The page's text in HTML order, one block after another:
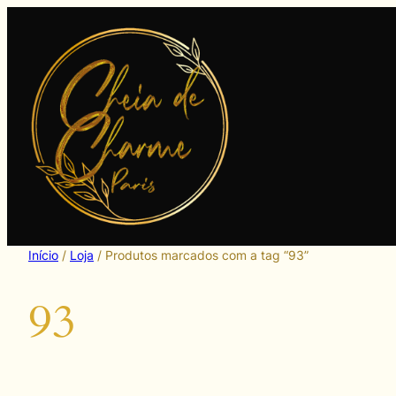
conteúdo
Início / Loja / Produtos marcados com a tag “93”
93